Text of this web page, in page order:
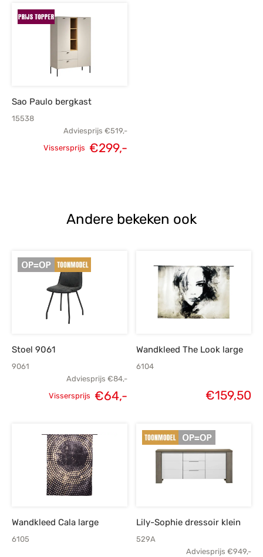
Sao Paulo bergkast
15538
Adviesprijs €519,-
Vissersprijs €299,-
Andere bekeken ook
Stoel 9061
9061
Adviesprijs €84,-
Vissersprijs €64,-
prijs is:
€64,-.
Wandkleed The Look large
6104
€159,50
Wandkleed Cala large
6105
Lily-Sophie dressoir klein
529A
Adviesprijs €949,-